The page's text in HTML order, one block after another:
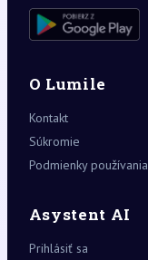
O Lumile
Kontakt
Súkromie
Podmienky používania
Asystent AI
Prihlásiť sa